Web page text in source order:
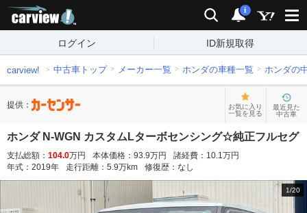
検索 通知
i
ログイン ID新規取得
carview! 中古車トップ メーカー一覧 ホンダの車種一覧 ホンダの
提供：
お気に入り
一覧を見る
最近見た
中古車
ホンダ N-WGN カスタムLターボセンシング☆純正フルセグ
支払総額： 104.0万円 本体価格： 93.9万円 諸経費： 10.1万円
年式： 2019年 走行距離： 5.9万km 修復歴： なし
1/20